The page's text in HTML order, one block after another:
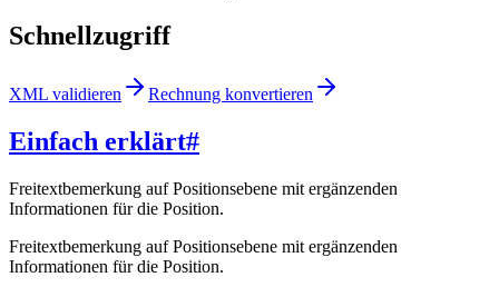
Schnellzugriff
XML validieren Rechnung konvertieren
Einfach erklärt#
Freitextbemerkung auf Positionsebene mit ergänzenden
Informationen für die Position.
Freitextbemerkung auf Positionsebene mit ergänzenden
Informationen für die Position.